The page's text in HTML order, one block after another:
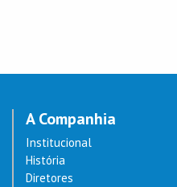
A Companhia
Institucional
História
Diretores